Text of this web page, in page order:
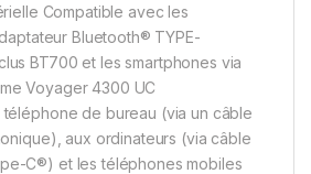
Compatible avec les
Bluetooth® TYPE-
BT700 et les smartphones via
Voyager 4300 UC
de bureau (via un câble
aux ordinateurs (via câble
C®) et les téléphones mobiles